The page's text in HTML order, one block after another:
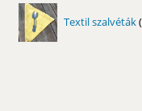
Textil szalvéták